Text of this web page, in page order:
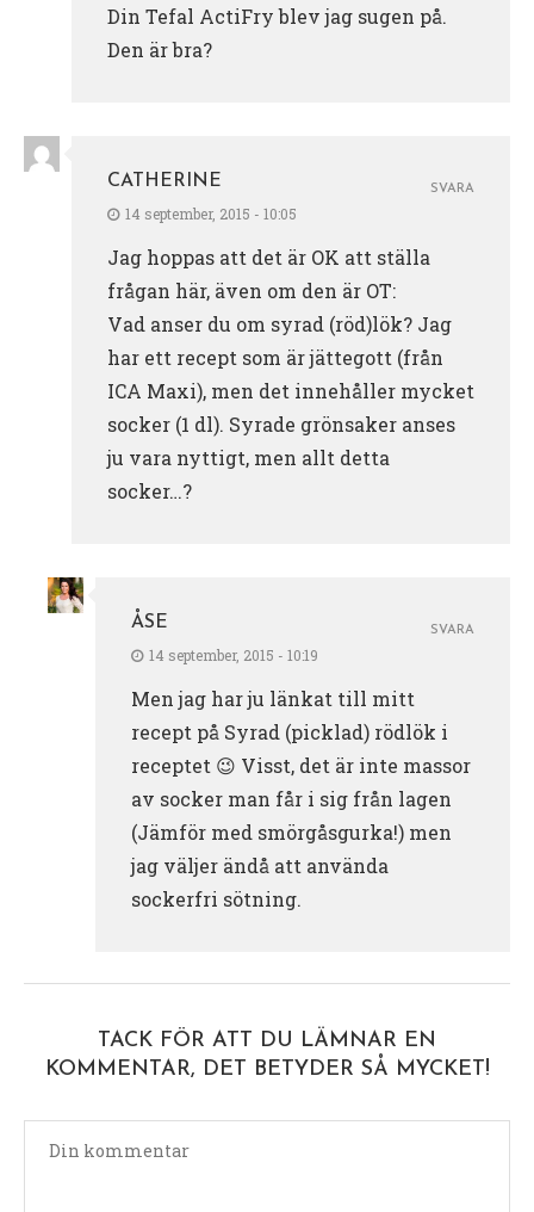
Din Tefal ActiFry blev jag sugen på.
Den är bra?
CATHERINE
14 september, 2015 - 10:05
Jag hoppas att det är OK att ställa
frågan här, även om den är OT:
Vad anser du om syrad (röd)lök? Jag
har ett recept som är jättegott (från
ICA Maxi), men det innehåller mycket
socker (1 dl). Syrade grönsaker anses
ju vara nyttigt, men allt detta
socker…?
SVARA
ÅSE
14 september, 2015 - 10:19
Men jag har ju länkat till mitt
recept på Syrad (picklad) rödlök i
receptet 😉 Visst, det är inte massor
av socker man får i sig från lagen
(Jämför med smörgåsgurka!) men
jag väljer ändå att använda
sockerfri sötning.
SVARA
TACK FÖR ATT DU LÄMNAR EN
KOMMENTAR, DET BETYDER SÅ MYCKET!